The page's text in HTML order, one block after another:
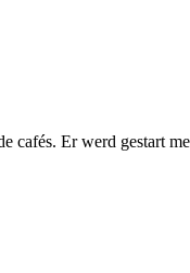
Er werd gestart